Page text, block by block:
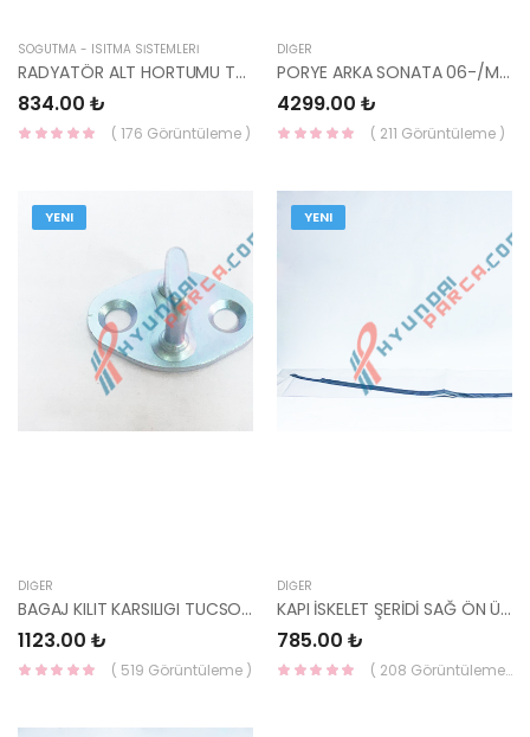
SOĞUTMA - ISITMA SİSTEMLERİ
RADYATÖR ALT HORTUMU TUCSON DİZEL 25412-1F350-YS
834.00 ₺
( 176 Görüntüleme )
DIĞER
PORYE ARKA SONATA 06-/MAGENTİS 52730-3K000-YS
4299.00 ₺
( 211 Görüntüleme )
YENI
DIĞER
BAGAJ KILIT KARSILIGI TUCSON 2015- 81210-C5000-HMC
1123.00 ₺
( 519 Görüntüleme )
YENI
DIĞER
KAPI İSKELET ŞERİDİ SAĞ ÖN ÜST BLUE - STİCKER 86372-1R000-HMC
785.00 ₺
( 208 Görüntüleme )